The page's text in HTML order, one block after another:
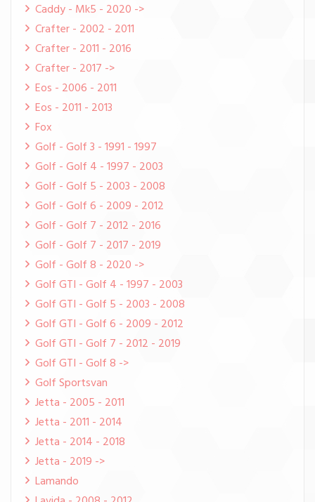
Caddy - Mk5 - 2020 ->
Crafter - 2002 - 2011
Crafter - 2011 - 2016
Crafter - 2017 ->
Eos - 2006 - 2011
Eos - 2011 - 2013
Fox
Golf - Golf 3 - 1991 - 1997
Golf - Golf 4 - 1997 - 2003
Golf - Golf 5 - 2003 - 2008
Golf - Golf 6 - 2009 - 2012
Golf - Golf 7 - 2012 - 2016
Golf - Golf 7 - 2017 - 2019
Golf - Golf 8 - 2020 ->
Golf GTI - Golf 4 - 1997 - 2003
Golf GTI - Golf 5 - 2003 - 2008
Golf GTI - Golf 6 - 2009 - 2012
Golf GTI - Golf 7 - 2012 - 2019
Golf GTI - Golf 8 ->
Golf Sportsvan
Jetta - 2005 - 2011
Jetta - 2011 - 2014
Jetta - 2014 - 2018
Jetta - 2019 ->
Lamando